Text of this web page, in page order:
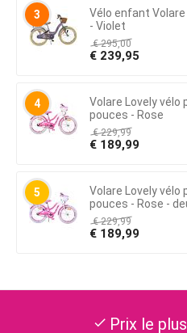
3
Vélo enfant
- Violet
€295,00
€ 239,95
4
Volare Lovely vélo
pouces - Rose
€229,99
€ 189,99
5
Volare Lovely vélo
pouces - Rose -
€229,99
€ 189,99
check